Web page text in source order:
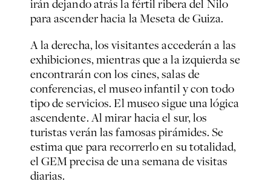
irán dejando atrás la fértil ribera del Nilo
para ascender hacia la Meseta de Guiza.
A la derecha, los visitantes accederán a las
exhibiciones, mientras que a la izquierda se
encontrarán con los cines, salas de
conferencias, el museo infantil y con todo
tipo de servicios. El museo sigue una lógica
ascendente. Al mirar hacia el sur, los
turistas verán las famosas pirámides. Se
estima que para recorrerlo en su totalidad,
el GEM precisa de una semana de visitas
diarias.